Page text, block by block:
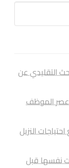
التقليدي عن
عصر الموظف
النزيل
نفسها قبل